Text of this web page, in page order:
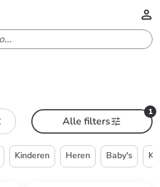
1
Alle filters
Kinderen Heren Baby's